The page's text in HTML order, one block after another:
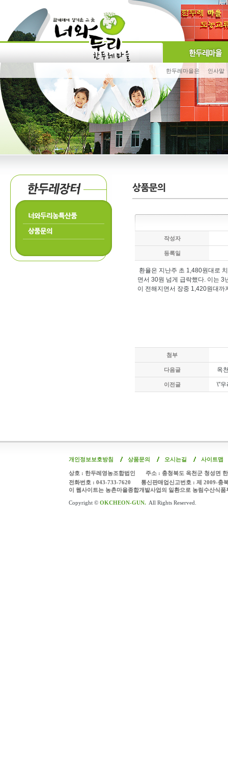
한두레마을은 인사말
너와두리농특산품
상품문의
작성자
등록일
환율은 지난주 초 1,480원대로
면서 30원 넘게 급락했다. 이는
이 전해지면서 장중 1,420원대까
첨부
다음글 옥
이전글 \"우
개인정보보호방침 상품문의 오시는길 사이트맵
상호 : 한두레영농조합법인
주소 : 충청북도 옥천군 청성면
전화번호 : 043-733-7620
통신판매업신고번호 : 제 2009-충
이 웹사이트는 농촌마을종합개발사업의 일환으로 농림수산식
Copyright © OKCHEON-GUN. All Rights Reserved.